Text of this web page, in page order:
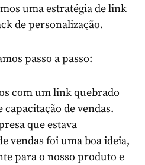
uma estratégia de link
de personalização.
passo a passo:
com um link quebrado
de vendas.
que estava
vendas foi uma boa ideia,
para o nosso produto e